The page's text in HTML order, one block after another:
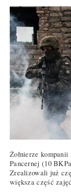
Żołnierze
Pancernej (10
Zrealizowali już
większa część